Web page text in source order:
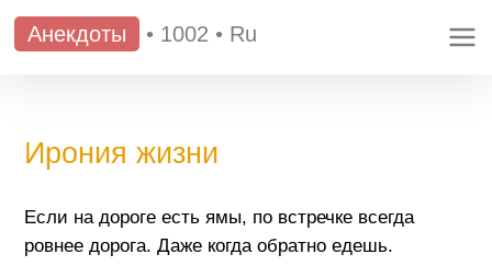
Анекдоты • 1002 • Ru
Ирония жизни
Если на дороге есть ямы, по встречке всегда
ровнее дорога. Даже когда обратно едешь.